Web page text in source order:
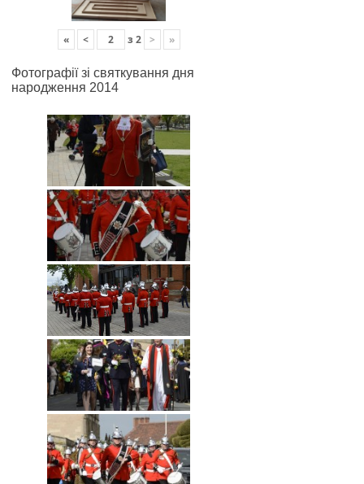
« < з 2 > »
Фотографії зі святкування дня
народження 2014